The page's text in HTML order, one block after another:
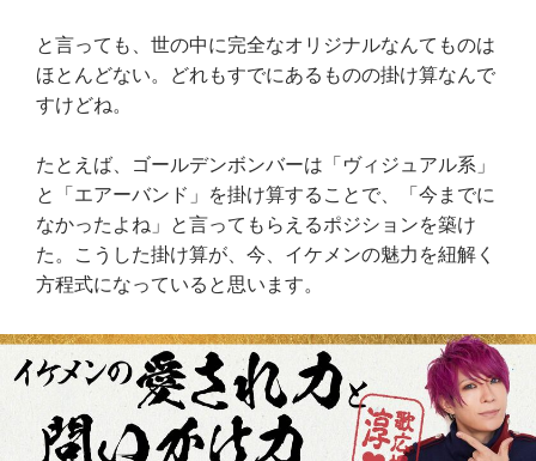
と言っても、世の中に完全なオリジナルなんてものは
ほとんどない。どれもすでにあるものの掛け算なんで
すけどね。
たとえば、ゴールデンボンバーは「ヴィジュアル系」
と「エアーバンド」を掛け算することで、「今までに
なかったよね」と言ってもらえるポジションを築け
た。こうした掛け算が、今、イケメンの魅力を紐解く
方程式になっていると思います。